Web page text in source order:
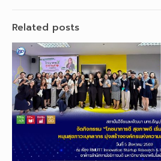
Related posts